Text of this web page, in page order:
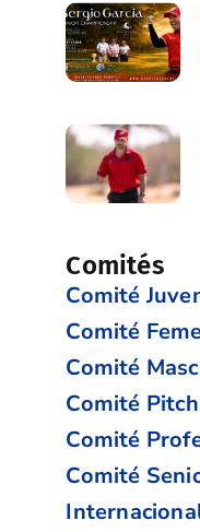
Comités
Comité
Comité
Comité
Comité
Comité
Comité